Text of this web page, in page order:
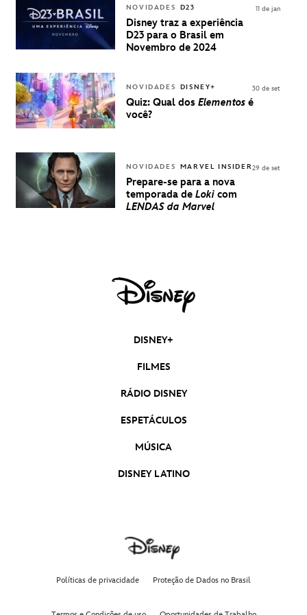
INGRESSOS
PARA A D23
BRASIL -
UMA
DISNEY
NOVIDADES D23
Disney traz a experiência
D23 para o Brasil em
Novembro de 2024
11 de jan
NOVIDADES DISNEY+
Quiz: Qual dos Elementos é
você?
30 de set
NOVIDADES MARVEL INSIDER
Prepare-se para a nova
temporada de Loki com
LENDAS da Marvel
29 de set
DISNEY+
FILMES
RÁDIO DISNEY
ESPETÁCULOS
MÚSICA
DISNEY LATINO
Políticas de privacidade Proteção de Dados no Brasil